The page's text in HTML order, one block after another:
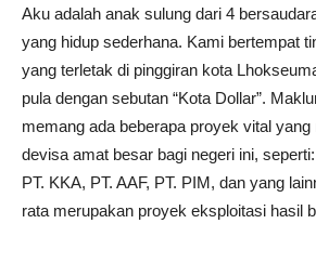
Aku adalah anak sulung dari 4
yang hidup sederhana. Kami bertempat
yang terletak di pinggiran kota
pula dengan sebutan “Kota Dollar”.
memang ada beberapa proyek vital
devisa amat besar bagi negeri ini,
PT. KKA, PT. AAF, PT. PIM, dan yang
rata merupakan proyek eksploitasi hasil